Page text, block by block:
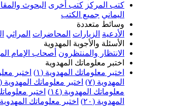
كتب المركز كتب أخرى البحوث
اليماني جميع الكتب
وسائط متعددة
الأدعية الزيارات المحاضرات المراثي
الأسئلة والأجوبة المهدوية
الانتظار والمنتظرون أصحاب الإمام
اختبر معلوماتك المهدوية
اختبر معلوماتك المهدوية (١)
اختبر
المهدوية (٧)
اختبر معلوماتك المهدوية (٨)
معلوماتك المهدوية (١٤)
اختبر
المهدوية (٢٠)
اختبر معلوماتك المهدوية